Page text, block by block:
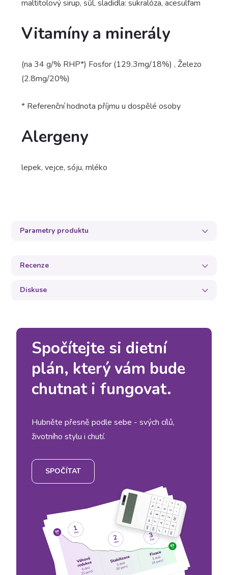
maltitolový sirup, sůl, sladidla: sukralóza, acesulfam
Vitamíny a minerály
(na 34 g/% RHP*) Fosfor (129.3mg/18%) , Železo
(2.8mg/20%)
* Referenční hodnota příjmu u dospělé osoby
Alergeny
lepek, vejce, sóju, mléko
Parametry produktu
Recenze
Diskuse
Spočítejte si dietní
plán, který vám bude
chutnat i fungovat.
Hubněte přesně podle sebe - svých cílů,
životního stylu i chutí.
SPOČÍTAT